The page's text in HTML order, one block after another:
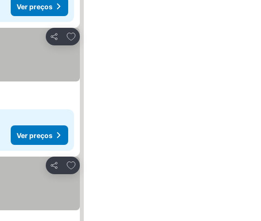
Ver preços
Partilhar
Adicionar aos favoritos
Ver preços
Partilhar
Adicionar aos favoritos